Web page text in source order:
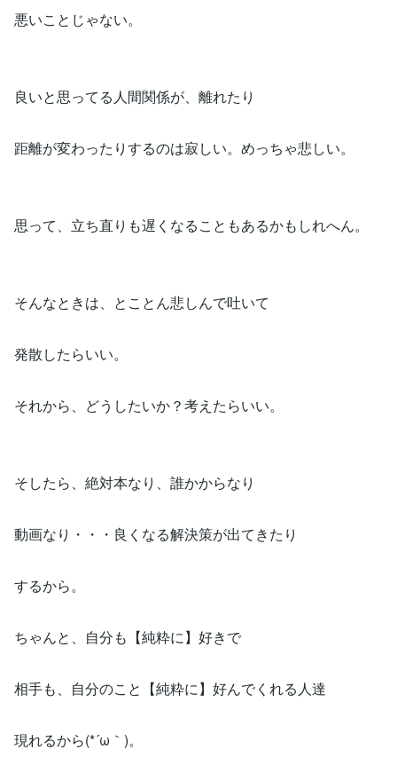
悪いことじゃない。
良いと思ってる人間関係が、離れたり
距離が変わったりするのは寂しい。めっちゃ悲しい。
思って、立ち直りも遅くなることもあるかもしれへん。
そんなときは、とことん悲しんで吐いて
発散したらいい。
それから、どうしたいか？考えたらいい。
そしたら、絶対本なり、誰かからなり
動画なり・・・良くなる解決策が出てきたり
するから。
ちゃんと、自分も【純粋に】好きで
相手も、自分のこと【純粋に】好んでくれる人達
現れるから(*´ω｀)。